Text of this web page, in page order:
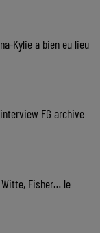
Kylie a bien eu lieu
FG archive
Fisher… le